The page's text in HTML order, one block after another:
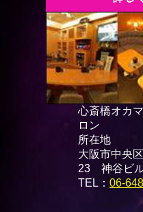
心斎橋オカ
ロン
所在地
大阪市中央
23 神谷ビ
TEL： 06-